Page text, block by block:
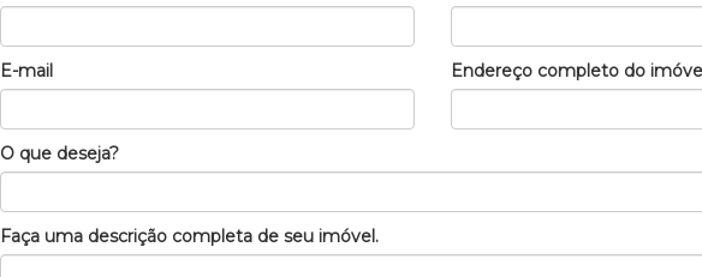
E-mail Endereço completo do
O que deseja?
Faça uma descrição completa de seu imóvel.